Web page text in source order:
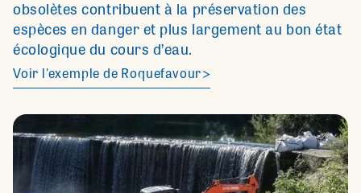
obsolètes contribuent à la préservation des
espèces en danger et plus largement au bon état
écologique du cours d’eau.
Voir l'exemple de Roquefavour